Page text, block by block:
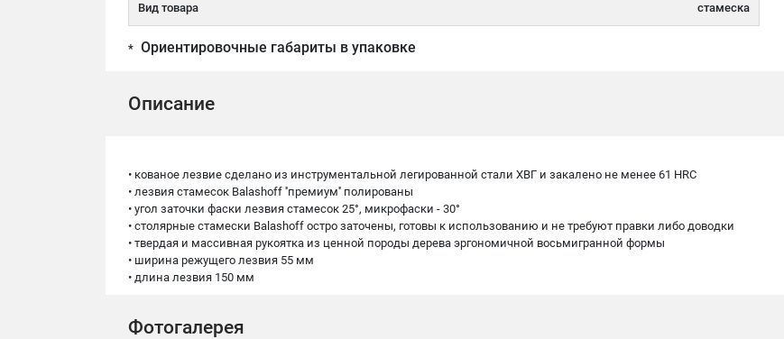
Вид товара стамеска
* Ориентировочные габариты в упаковке
Описание
• кованое лезвие сделано из инструментальной легированной стали ХВГ и закалено не менее 61 HRC
• лезвия стамесок Balashoff ''премиум'' полированы
• угол заточки фаски лезвия стамесок 25°, микрофаски - 30°
• столярные стамески Balashoff остро заточены, готовы к использованию и не требуют правки либо доводки
• твердая и массивная рукоятка из ценной породы дерева эргономичной восьмигранной формы
• ширина режущего лезвия 55 мм
• длина лезвия 150 мм
Фотогалерея